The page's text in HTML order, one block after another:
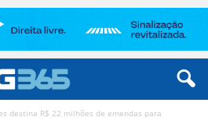
destina R$ 22 milhões de emendas para